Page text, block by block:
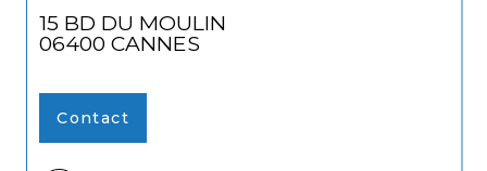
15 BD DU MOULIN
06400 CANNES
Contact